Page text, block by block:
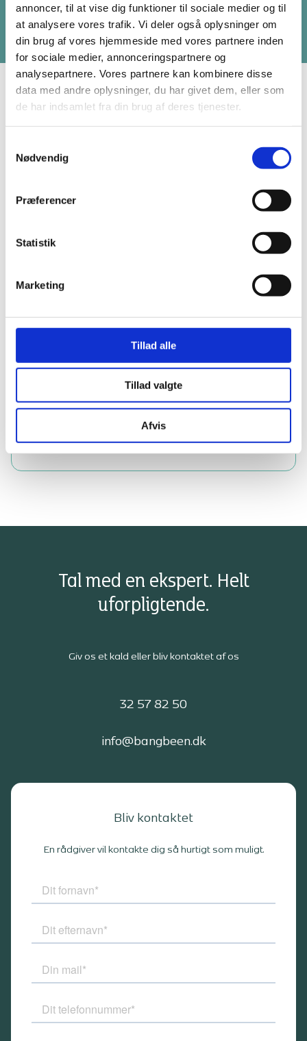
annoncer, til at vise dig funktioner til sociale medier og til
at analysere vores trafik. Vi deler også oplysninger om
din brug af vores hjemmeside med vores partnere inden
for sociale medier, annonceringspartnere og
analysepartnere. Vores partnere kan kombinere disse
data med andre oplysninger, du har givet dem, eller som
de har indsamlet fra din brug af deres tjenester.
Nødvendig
Præferencer
Statistik
Marketing
Tillad alle
Tillad valgte
Afvis
Når du tilmelder dig nyhedsbrevet, får du gode råd til,
hvordan du passer på din ejendom. Du får indblik i
deltage i. Vi sender kun, når vi har noget relevant at
fortælle, og du kan til enhver tid afmelde dig igen.
Tal med en ekspert. Helt
uforpligtende.
Giv os et kald eller bliv kontaktet af os
32 57 82 50
info@bangbeen.dk
Bliv kontaktet
En rådgiver vil kontakte dig så hurtigt som muligt.